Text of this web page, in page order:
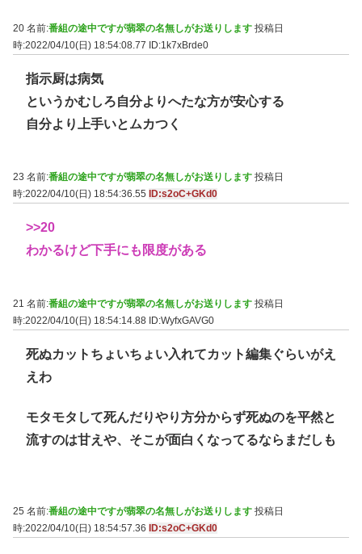
20 名前:番組の途中ですが翡翠の名無しがお送りします 投稿日
時:2022/04/10(日) 18:54:08.77 ID:1k7xBrde0
指示厨は病気
というかむしろ自分よりへたな方が安心する
自分より上手いとムカつく
23 名前:番組の途中ですが翡翠の名無しがお送りします 投稿日
時:2022/04/10(日) 18:54:36.55
ID:s2oC+GKd0
>>20
わかるけど下手にも限度がある
21 名前:番組の途中ですが翡翠の名無しがお送りします 投稿日
時:2022/04/10(日) 18:54:14.88 ID:WyfxGAVG0
死ぬカットちょいちょい入れてカット編集ぐらいがえ
えわ
モタモタして死んだりやり方分からず死ぬのを平然と
流すのは甘えや、そこが面白くなってるならまだしも
25 名前:番組の途中ですが翡翠の名無しがお送りします 投稿日
時:2022/04/10(日) 18:54:57.36
ID:s2oC+GKd0